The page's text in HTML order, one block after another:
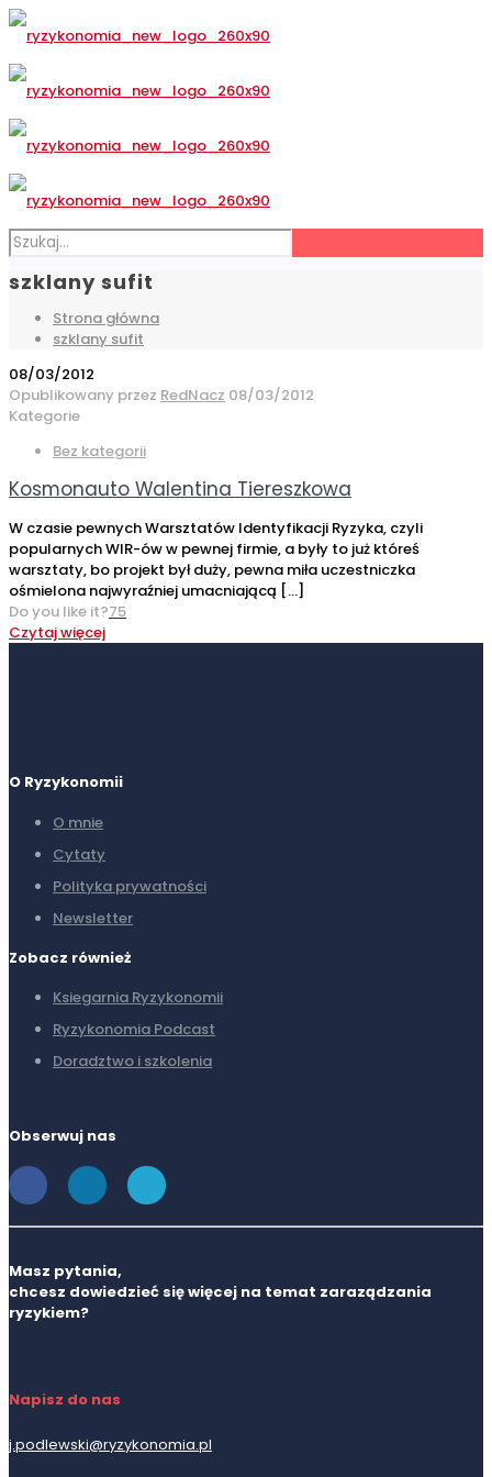
szklany sufit
Strona główna
szklany sufit
08/03/2012
Opublikowany przez RedNacz 08/03/2012
Kategorie
Bez kategorii
Kosmonauto Walentina Tiereszkowa
W czasie pewnych Warsztatów Identyfikacji Ryzyka, czyli
popularnych WIR-ów w pewnej firmie, a były to już któreś
warsztaty, bo projekt był duży, pewna miła uczestniczka
ośmielona najwyraźniej umacniającą […]
Do you like it?75
Czytaj więcej
O Ryzykonomii
O mnie
Cytaty
Polityka prywatności
Newsletter
Zobacz również
Ksiegarnia Ryzykonomii
Ryzykonomia Podcast
Doradztwo i szkolenia
Obserwuj nas
Masz pytania,
chcesz dowiedzieć się więcej na temat zaraządzania
ryzykiem?
Napisz do nas
j.podlewski@ryzykonomia.pl